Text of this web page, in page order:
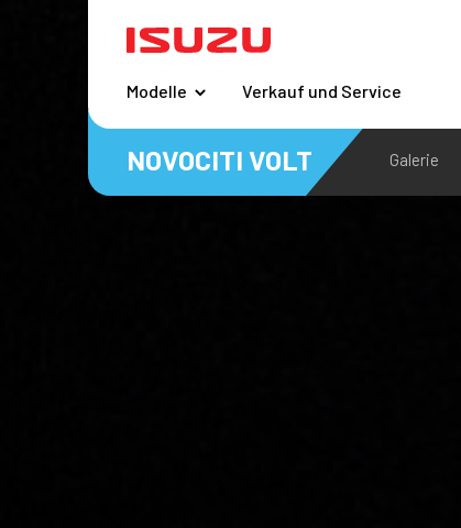
Modelle Verkauf und Service
NOVOCITI VOLT Galerie